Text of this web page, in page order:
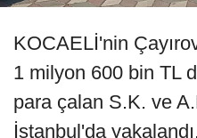
KOCAELİ'nin
1 milyon 600 bin TL
para çalan S.K. ve
İstanbul'da